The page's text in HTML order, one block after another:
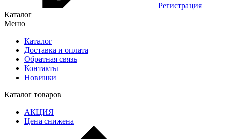
Регистрация
Каталог
Меню
Каталог
Доставка и оплата
Обратная связь
Контакты
Новинки
Каталог товаров
АКЦИЯ
Цена снижена